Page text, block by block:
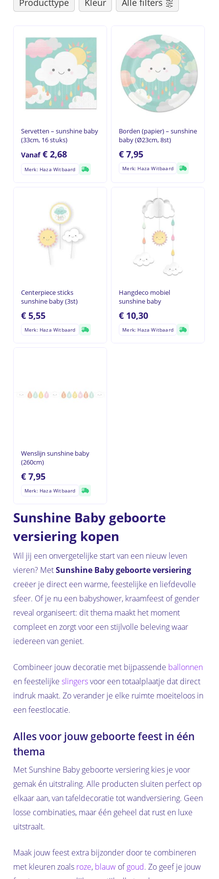
Producttype Kleur Alle filters
Servetten – sunshine baby
(33cm, 16 stuks)
Vanaf€ 2,68
Merk: Haza Witbaard
Borden (papier) – sunshine
baby (Ø23cm, 8st)
€ 7,95
Merk: Haza Witbaard
Centerpiece sticks
sunshine baby (3st)
€5,55
Merk: Haza Witbaard
Hangdeco mobiel
sunshine baby
€ 10,30
Merk: Haza Witbaard
Wenslijn sunshine baby
(260cm)
€7,95
Merk: Haza Witbaard
Sunshine Baby geboorte
versiering kopen
Wil jij een onvergetelijke start van een nieuw leven
vieren? MetSunshine Baby geboorte versiering
creëer je direct een warme, feestelijke en liefdevolle
sfeer. Of je nu een babyshower, kraamfeest of gender
reveal organiseert: dit thema maakt het moment
compleet en zorgt voor een stijlvolle beleving waar
iedereen van geniet.
Combineer jouw decoratie met bijpassende ballonnen
en feestelijke slingersvoor een totaalplaatje dat direct
indruk maakt. Zo verander je elke ruimte moeiteloos in
een feestlocatie.
Alles voor jouw geboorte feest in één
thema
Met Sunshine Baby geboorte versiering kies je voor
gemak én uitstraling. Alle producten sluiten perfect op
elkaar aan, van tafeldecoratie tot wandversiering. Geen
losse combinaties, maar één geheel dat rust en luxe
uitstraalt.
Maak jouw feest extra bijzonder door te combineren
met kleuren zoals roze, blauwofgoud. Zo geef je jouw